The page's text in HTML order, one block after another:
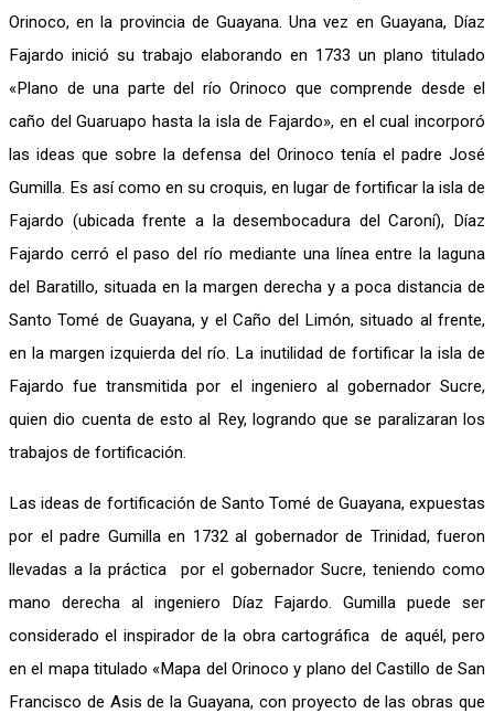
Orinoco, en la provincia de Guayana. Una vez en Guayana, Díaz
Fajardo inició su trabajo elaborando en 1733 un plano titulado
«Plano de una parte del río Orinoco que comprende desde el
caño del Guaruapo hasta la isla de Fajardo», en el cual incorporó
las ideas que sobre la defensa del Orinoco tenía el padre José
Gumilla. Es así como en su croquis, en lugar de fortificar la isla de
Fajardo (ubicada frente a la desembocadura del Caroní), Díaz
Fajardo cerró el paso del río mediante una línea entre la laguna
del Baratillo, situada en la margen derecha y a poca distancia de
Santo Tomé de Guayana, y el Caño del Limón, situado al frente,
en la margen izquierda del río. La inutilidad de fortificar la isla de
Fajardo fue transmitida por el ingeniero al gobernador Sucre,
quien dio cuenta de esto al Rey, logrando que se paralizaran los
trabajos de fortificación.
Las ideas de fortificación de Santo Tomé de Guayana, expuestas
por el padre Gumilla en 1732 al gobernador de Trinidad, fueron
llevadas a la práctica por el gobernador Sucre, teniendo como
mano derecha al ingeniero Díaz Fajardo. Gumilla puede ser
considerado el inspirador de la obra cartográfica de aquél, pero
en el mapa titulado «Mapa del Orinoco y plano del Castillo de San
Francisco de Asis de la Guayana, con proyecto de las obras que